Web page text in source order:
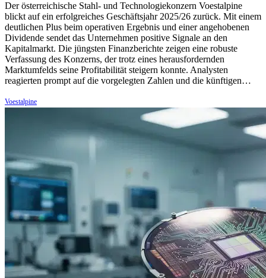
Der österreichische Stahl- und Technologiekonzern Voestalpine
blickt auf ein erfolgreiches Geschäftsjahr 2025/26 zurück. Mit einem
deutlichen Plus beim operativen Ergebnis und einer angehobenen
Dividende sendet das Unternehmen positive Signale an den
Kapitalmarkt. Die jüngsten Finanzberichte zeigen eine robuste
Verfassung des Konzerns, der trotz eines herausfordernden
Marktumfelds seine Profitabilität steigern konnte. Analysten
reagierten prompt auf die vorgelegten Zahlen und die künftigen…
Voestalpine